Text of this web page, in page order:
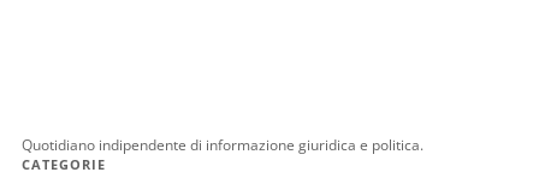
Quotidiano indipendente di informazione giuridica e politica.
CATEGORIE